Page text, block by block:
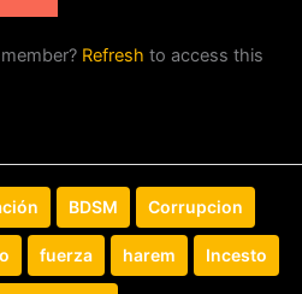
Refresh to access this
BDSM Corrupcion
fuerza harem Incesto